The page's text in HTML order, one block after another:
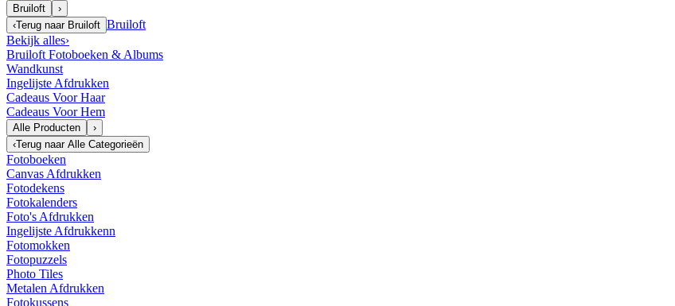
Bruiloft
›
‹Terug naar Bruiloft Bruiloft
Bekijk alles›
Bruiloft Fotoboeken & Albums
Wandkunst
Ingelijste Afdrukken
Cadeaus Voor Haar
Cadeaus Voor Hem
Alle Producten
›
‹Terug naar Alle Categorieën
Fotoboeken
Canvas Afdrukken
Fotodekens
Fotokalenders
Foto's Afdrukken
Ingelijste Afdrukkenn
Fotomokken
Fotopuzzels
Photo Tiles
Metalen Afdrukken
Fotokussens